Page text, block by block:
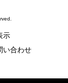
示
い合わせ